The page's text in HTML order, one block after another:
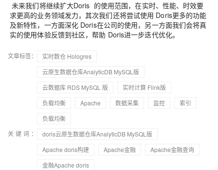
未来我们将继续扩大Doris 的使用范围，在实时、性能、时效要
求更高的业务领域发力，其次我们还将尝试使用 Doris更多的功能
及新特性， 一方面深化 Doris在公司的使用，另一方面我们会将真
实的使用体验反馈到社区，帮助 Doris进一步迭代优化。
文章标签：
实时数仓 Hologres
云原生数据仓库AnalyticDB MySQL版
云数据库 RDS MySQL 版
实时计算 Flink版
负载均衡
Apache 数据采集 监控
索引
负载均衡
关键词：
doris云原生数据仓库AnalyticDB MySQL版
Apache doris构建
Apache金融
Apache金融查询
金融Apache doris